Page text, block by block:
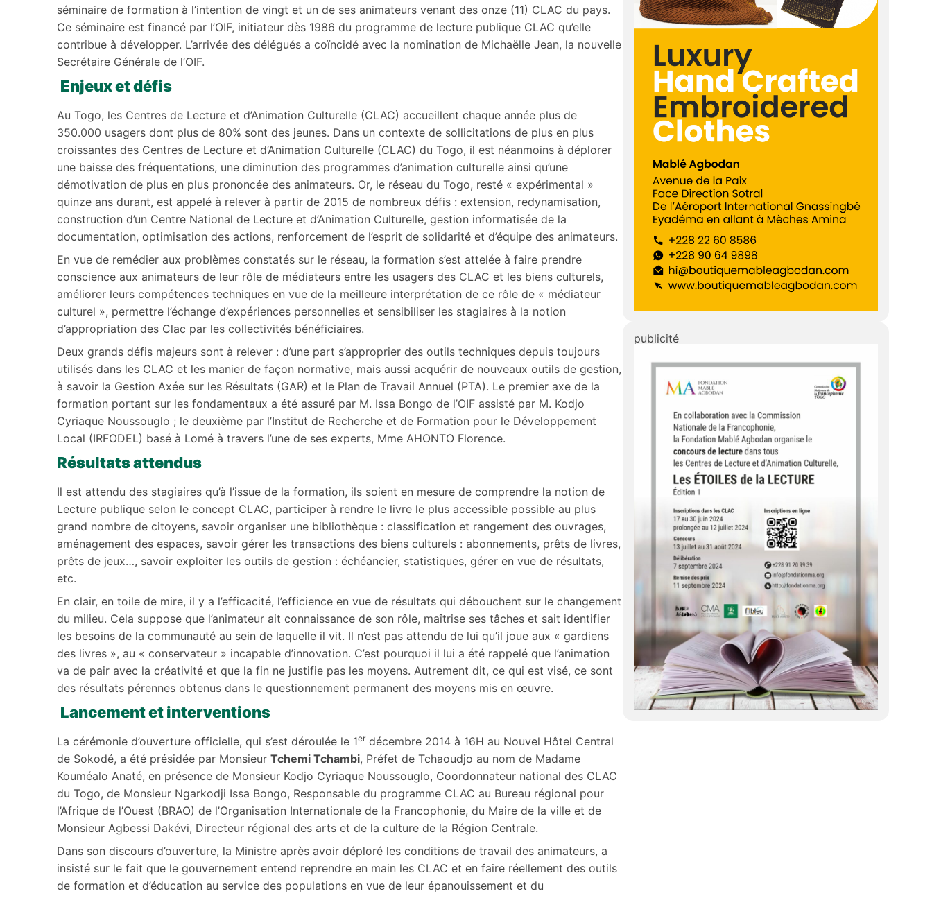
séminaire de formation à l’intention de vingt et un de ses animateurs venant des onze (11) CLAC du pays.
Ce séminaire est financé par l’OIF, initiateur dès 1986 du programme de lecture publique CLAC qu’elle
contribue à développer. L’arrivée des délégués a coïncidé avec la nomination de Michaëlle Jean, la nouvelle
Secrétaire Générale de l’OIF.
Enjeux et défis
Au Togo, les Centres de Lecture et d’Animation Culturelle (CLAC) accueillent chaque année plus de
350.000 usagers dont plus de 80% sont des jeunes. Dans un contexte de sollicitations de plus en plus
croissantes des Centres de Lecture et d’Animation Culturelle (CLAC) du Togo, il est néanmoins à déplorer
une baisse des fréquentations, une diminution des programmes d’animation culturelle ainsi qu’une
démotivation de plus en plus prononcée des animateurs. Or, le réseau du Togo, resté « expérimental »
quinze ans durant, est appelé à relever à partir de 2015 de nombreux défis : extension, redynamisation,
construction d’un Centre National de Lecture et d’Animation Culturelle, gestion informatisée de la
documentation, optimisation des actions, renforcement de l’esprit de solidarité et d’équipe des animateurs.
En vue de remédier aux problèmes constatés sur le réseau, la formation s’est attelée à faire prendre
conscience aux animateurs de leur rôle de médiateurs entre les usagers des CLAC et les biens culturels,
améliorer leurs compétences techniques en vue de la meilleure interprétation de ce rôle de « médiateur
culturel », permettre l’échange d’expériences personnelles et sensibiliser les stagiaires à la notion
d’appropriation des Clac par les collectivités bénéficiaires.
Deux grands défis majeurs sont à relever : d’une part s’approprier des outils techniques depuis toujours
utilisés dans les CLAC et les manier de façon normative, mais aussi acquérir de nouveaux outils de gestion,
à savoir la Gestion Axée sur les Résultats (GAR) et le Plan de Travail Annuel (PTA). Le premier axe de la
formation portant sur les fondamentaux a été assuré par M. Issa Bongo de l’OIF assisté par M. Kodjo
Cyriaque Noussouglo ; le deuxième par l’Institut de Recherche et de Formation pour le Développement
Local (IRFODEL) basé à Lomé à travers l’une de ses experts, Mme AHONTO Florence.
Résultats attendus
Il est attendu des stagiaires qu’à l’issue de la formation, ils soient en mesure de comprendre la notion de
Lecture publique selon le concept CLAC, participer à rendre le livre le plus accessible possible au plus
grand nombre de citoyens, savoir organiser une bibliothèque : classification et rangement des ouvrages,
aménagement des espaces, savoir gérer les transactions des biens culturels : abonnements, prêts de livres,
prêts de jeux…, savoir exploiter les outils de gestion : échéancier, statistiques, gérer en vue de résultats,
etc.
En clair, en toile de mire, il y a l’efficacité, l’efficience en vue de résultats qui débouchent sur le changement
du milieu. Cela suppose que l’animateur ait connaissance de son rôle, maîtrise ses tâches et sait identifier
les besoins de la communauté au sein de laquelle il vit. Il n’est pas attendu de lui qu’il joue aux « gardiens
des livres », au « conservateur » incapable d’innovation. C’est pourquoi il lui a été rappelé que l’animation
va de pair avec la créativité et que la fin ne justifie pas les moyens. Autrement dit, ce qui est visé, ce sont
des résultats pérennes obtenus dans le questionnement permanent des moyens mis en œuvre.
Lancement et interventions
La cérémonie d’ouverture officielle, qui s’est déroulée le 1er décembre 2014 à 16H au Nouvel Hôtel Central
de Sokodé, a été présidée par Monsieur Tchemi Tchambi, Préfet de Tchaoudjo au nom de Madame
Kouméalo Anaté, en présence de Monsieur Kodjo Cyriaque Noussouglo, Coordonnateur national des CLAC
du Togo, de Monsieur Ngarkodji Issa Bongo, Responsable du programme CLAC au Bureau régional pour
l’Afrique de l’Ouest (BRAO) de l’Organisation Internationale de la Francophonie, du Maire de la ville et de
Monsieur Agbessi Dakévi, Directeur régional des arts et de la culture de la Région Centrale.
Dans son discours d’ouverture, la Ministre après avoir déploré les conditions de travail des animateurs, a
insisté sur le fait que le gouvernement entend reprendre en main les CLAC et en faire réellement des outils
de formation et d’éducation au service des populations en vue de leur épanouissement et du
publicité